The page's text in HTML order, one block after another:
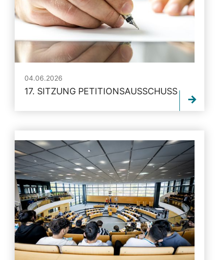
04.06.2026
17. SITZUNG PETITIONSAUSSCHUSS